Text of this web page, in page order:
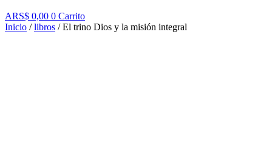
ARS$ 0,00 0 Carrito
Inicio /libros / El trino Dios y la misión integral